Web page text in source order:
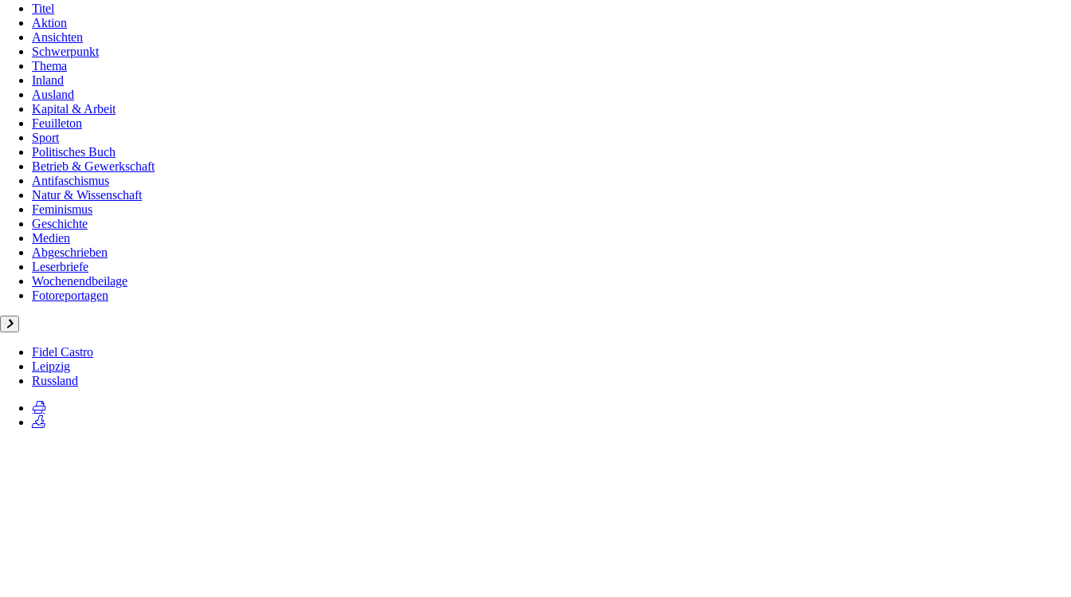
Titel
Aktion
Ansichten
Schwerpunkt
Thema
Inland
Ausland
Kapital & Arbeit
Feuilleton
Sport
Politisches Buch
Betrieb & Gewerkschaft
Antifaschismus
Natur & Wissenschaft
Feminismus
Geschichte
Medien
Abgeschrieben
Leserbriefe
Wochenendbeilage
Fotoreportagen
Fidel Castro
Leipzig
Russland